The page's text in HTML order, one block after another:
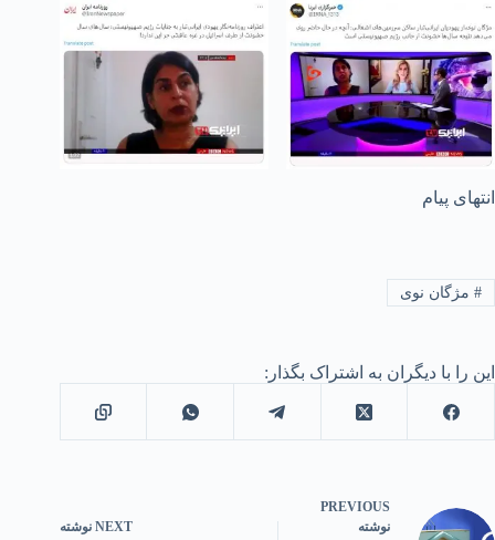
انتهای پیام
#مژگان نوی
این را با دیگران به اشتراک بگذار:
PREVIOUS
نوشته
NEXT نوشته